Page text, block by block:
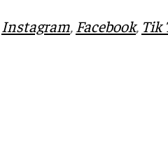
Instagram, Facebook, Tik